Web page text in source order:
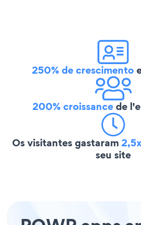
250% de crescimento
200% croissancede
Os visitantes gastaram
seu site